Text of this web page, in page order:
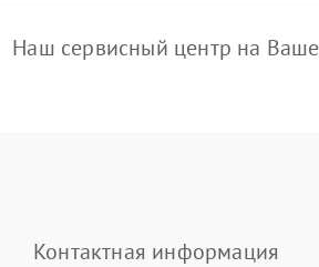
Наш сервисный центр на
Контактная информация